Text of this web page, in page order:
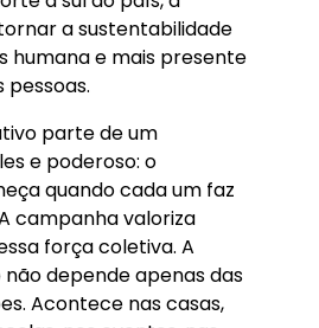
a sustentabilidade
humana e mais presente
pessoas.
parte de um
e poderoso: o
quando cada um faz
campanha valoriza
força coletiva. A
depende apenas das
Acontece nas casas,